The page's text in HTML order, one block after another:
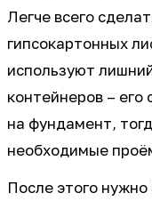
Легче всего
гипсокартонных
используют
контейнеров –
на фундамент,
необходимые
После этого